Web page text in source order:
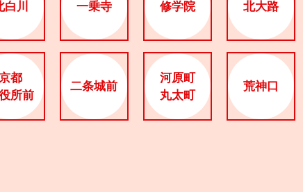
白川 一乗寺 修学院 北大路
都
所前
二条城前
河原町
丸太町
荒神口